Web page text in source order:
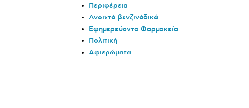
Περιφέρεια
Ανοιχτά βενζινάδικά
Εφημερεύοντα Φαρμακεία
Πολιτική
Αφιερώματα